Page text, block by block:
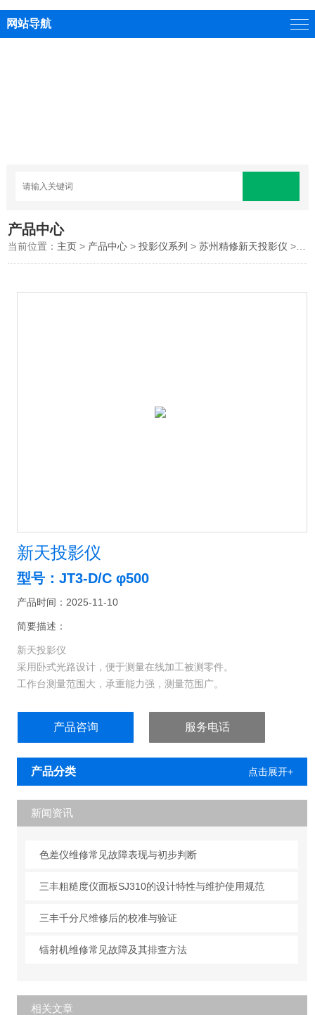
网站导航
产品中心
当前位置： 主页 > 产品中心 >投影仪系列 >苏州精修新天投影仪 >新天投影仪
新天投影仪
型号：JT3-D/C φ500
产品时间：2025-11-10
简要描述：
新天投影仪
采用卧式光路设计，便于测量在线加工被测零件。
工作台测量范围大，承重能力强，测量范围广。
投影屏面积大，可以满足大尺寸工件的测量要求。
运动。
JT5B配计算机及二坐标测量软件，测量方便快捷；电机控制工作台
运动。
产品咨询 服务电话
产品分类 点击展开+
新闻资讯
色差仪维修常见故障表现与初步判断
三丰粗糙度仪面板SJ310的设计特性与维护使用规范
三丰千分尺维修后的校准与验证
镭射机维修常见故障及其排查方法
相关文章